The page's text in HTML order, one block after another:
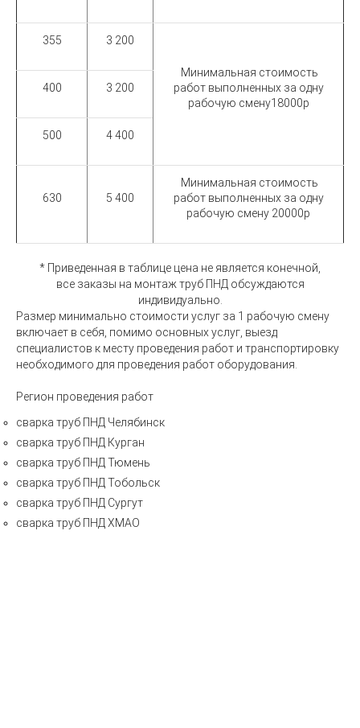
355 3 200
Минимальная стоимость
работ выполненных за одну
рабочую смену18000р
400 3 200
500 4 400
630 5 400
Минимальная стоимость
работ выполненных за одну
рабочую смену 20000р
* Приведенная в таблице цена не является конечной,
все заказы на монтаж труб ПНД обсуждаются
индивидуально.
Размер минимально стоимости услуг за 1 рабочую смену
включает в себя, помимо основных услуг, выезд
специалистов к месту проведения работ и транспортировку
необходимого для проведения работ оборудования.
Регион проведения работ
сварка труб ПНД Челябинск
сварка труб ПНД Курган
сварка труб ПНД Тюмень
сварка труб ПНД Тобольск
сварка труб ПНД Сургут
сварка труб ПНД ХМАО